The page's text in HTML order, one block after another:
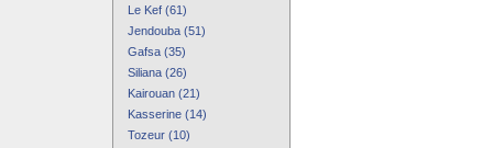
Le Kef (61)
Jendouba (51)
Gafsa (35)
Siliana (26)
Kairouan (21)
Kasserine (14)
Tozeur (10)